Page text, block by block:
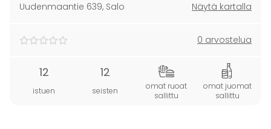
Uudenmaantie 639, Salo Näytä kartalla
0 arvostelua
12
istuen
12
seisten
omat ruoat
sallittu
omat juomat
sallittu